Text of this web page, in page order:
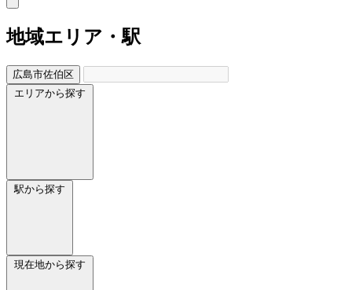
地域エリア・駅
広島市佐伯区
エリアから探す
駅から探す
現在地から探す